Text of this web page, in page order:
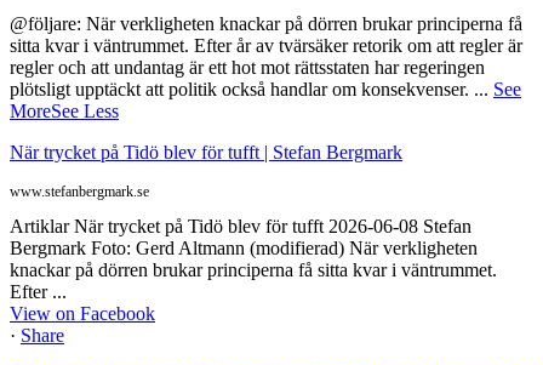
@följare: När verkligheten knackar på dörren brukar principerna få
sitta kvar i väntrummet. Efter år av tvärsäker retorik om att regler är
regler och att undantag är ett hot mot rättsstaten har regeringen
plötsligt upptäckt att politik också handlar om konsekvenser. ... See
MoreSee Less
När trycket på Tidö blev för tufft | Stefan Bergmark
www.stefanbergmark.se
Artiklar När trycket på Tidö blev för tufft 2026-06-08 Stefan
Bergmark Foto: Gerd Altmann (modifierad) När verkligheten
knackar på dörren brukar principerna få sitta kvar i väntrummet.
Efter ...
View on Facebook
· Share